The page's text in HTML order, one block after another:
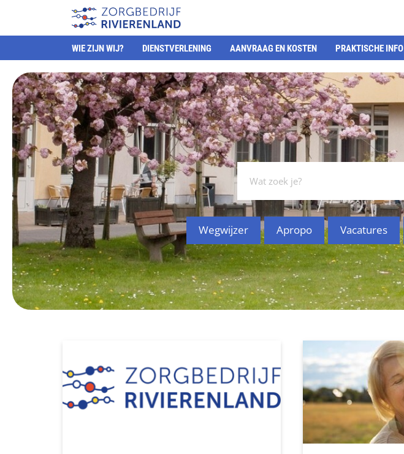
WIE ZIJN WIJ? DIENSTVERLENING AANVRAAG EN KOSTEN PRAKTISCHE INFO
Wegwijzer Apropo Vacatures
de
kijker